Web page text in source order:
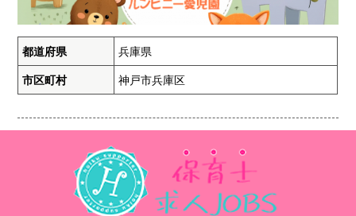
都道府県 兵庫県
市区町村 神戸市兵庫区